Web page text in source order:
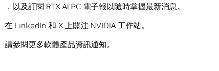
，以及訂閱 RTX AI PC 電子報以隨時掌握最新消息。
在 LinkedIn 和 X 上關注 NVIDIA 工作站。
請參閱更多軟體產品資訊通知。